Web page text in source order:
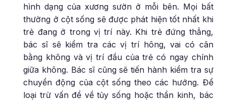
hình dạng của xương sườn ở mỗi bên. Mọi bất
thường ở cột sống sẽ được phát hiện tốt nhất khi
trẻ đang ở trong vị trí này. Khi trẻ đứng thẳng,
bác sĩ sẽ kiểm tra các vị trí hông, vai có cân
bằng không và vị trí đầu của trẻ có ngay chính
giữa không. Bác sĩ cũng sẽ tiến hành kiểm tra sự
chuyển động của cột sống theo các hướng. Để
loại trừ vấn đề về tủy sống hoặc thần kinh, bác